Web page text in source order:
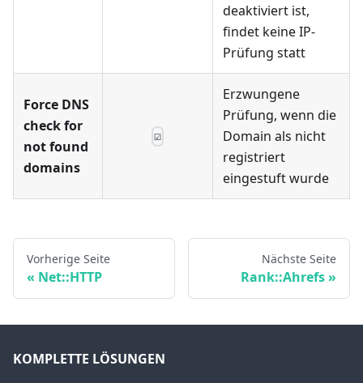
deaktiviert ist,
findet keine IP-
Prüfung statt
Force DNS
check for
not found
domains
☑
Erzwungene
Prüfung, wenn die
Domain als nicht
registriert
eingestuft wurde
Vorherige Seite
Net::HTTP
Nächste Seite
Rank::Ahrefs
KOMPLETTE LÖSUNGEN